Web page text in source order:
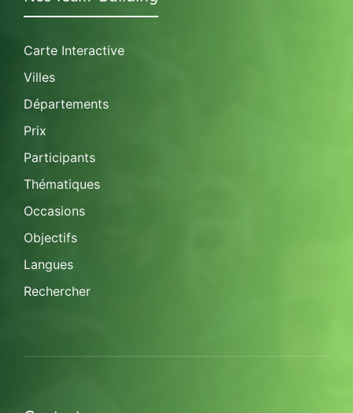
Carte Interactive
Villes
Départements
Prix
Participants
Thématiques
Occasions
Objectifs
Langues
Rechercher